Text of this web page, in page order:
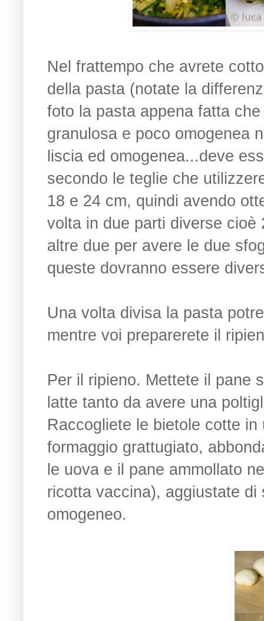
Nel frattempo che avrete
della pasta (notate la
foto la pasta appena fatta
granulosa e poco omogenea
liscia ed omogenea...deve
secondo le teglie che
18 e 24 cm, quindi avendo
volta in due parti diverse
altre due per avere le due
queste dovranno essere
Una volta divisa la pasta
mentre voi preparerete il
Per il ripieno. Mettete il pane
latte tanto da avere una
Raccogliete le bietole cotte
formaggio grattugiato,
le uova e il pane ammollato
ricotta vaccina), aggiustate
omogeneo.